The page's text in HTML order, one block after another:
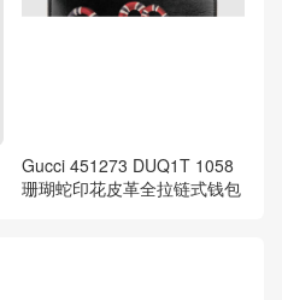
Gucci 451273 DUQ1T 1058
珊瑚蛇印花皮革全拉链式钱包